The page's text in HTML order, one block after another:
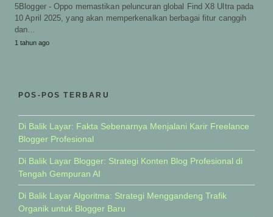
5Blogger - Oppo memastikan peluncuran global Find X8 Ultra pada
10 April 2025, yang akan memperkenalkan berbagai fitur canggih
dan…
1 tahun ago
POS-POS TERBARU
Di Balik Layar: Fakta Sebenarnya Menjalani Karir Freelance
Blogger Profesional
Di Balik Layar Blogger: Strategi Konten Blog Profesional di
Tengah Gempuran AI
Di Balik Layar Algoritma: Strategi Menggandeng Trafik
Organik untuk Blogger Baru